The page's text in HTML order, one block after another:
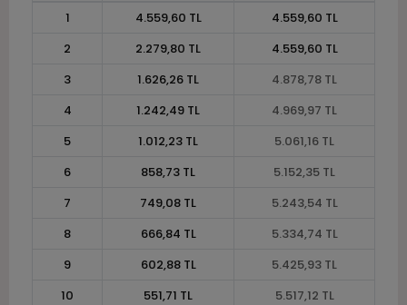
1
4.559,60 TL
4.559,60 TL
2
2.279,80 TL
4.559,60 TL
3
1.626,26 TL
4.878,78 TL
4
1.242,49 TL
4.969,97 TL
5
1.012,23 TL
5.061,16 TL
6
858,73 TL
5.152,35 TL
7
749,08 TL
5.243,54 TL
8
666,84 TL
5.334,74 TL
9
602,88 TL
5.425,93 TL
10
551,71 TL
5.517,12 TL